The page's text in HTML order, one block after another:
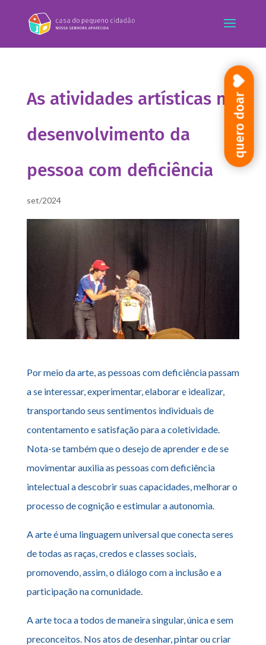
As atividades artísticas no
desenvolvimento da
pessoa com deficiência
set/2024
Por meio da arte, as pessoas com deficiência passam
a se interessar, experimentar, elaborar e idealizar,
transportando seus sentimentos individuais de
contentamento e satisfação para a coletividade.
Nota-se também que o desejo de aprender e de se
movimentar auxilia as pessoas com deficiência
intelectual a descobrir suas capacidades, melhorar o
processo de cognição e estimular a autonomia.
A arte é uma linguagem universal que conecta seres
de todas as raças, credos e classes sociais,
promovendo, assim, o diálogo com a inclusão e a
participação na comunidade.
A arte toca a todos de maneira singular, única e sem
preconceitos. Nos atos de desenhar, pintar ou criar
quero doar